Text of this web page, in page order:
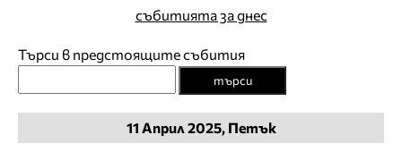
събитията за днес
Търси в предстоящите събития
търси
11 Април 2025, Петък